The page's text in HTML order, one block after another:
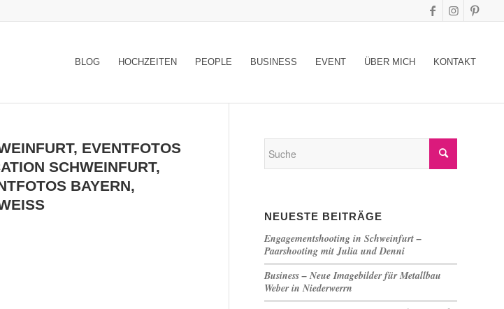
BLOG HOCHZEITEN PEOPLE BUSINESS EVENT ÜBER MICH KONTAKT
EVENTFOTOS
SCHWEINFURT,
BAYERN,
NEUESTE BEITRÄGE
Engagementshooting in Schweinfurt –
Paarshooting mit Julia und Denni
Business – Neue Imagebilder für Metallbau
Weber in Niederwerrn